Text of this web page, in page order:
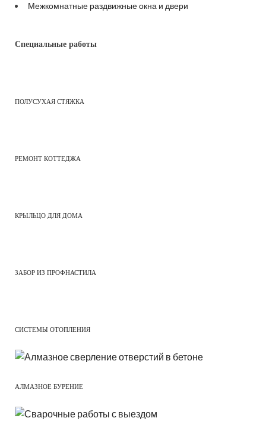
Межкомнатные раздвижные окна и двери
Специальные работы
ПОЛУСУХАЯ СТЯЖКА
РЕМОНТ КОТТЕДЖА
КРЫЛЬЦО ДЛЯ ДОМА
ЗАБОР ИЗ ПРОФНАСТИЛА
СИСТЕМЫ ОТОПЛЕНИЯ
АЛМАЗНОЕ БУРЕНИЕ